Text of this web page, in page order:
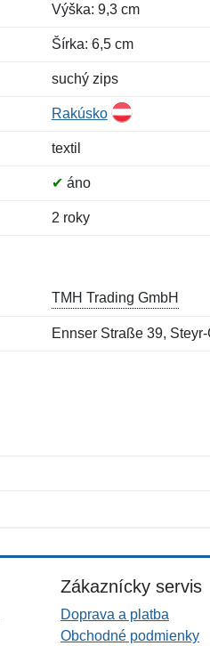
Výška: 9,3 cm
Šírka: 6,5 cm
suchý zips
Rakúsko
textil
✔ áno
2 roky
TMH Trading GmbH
Ennser Straße 39,
Zákaznícky servis
Doprava a platba
Obchodné podmienky